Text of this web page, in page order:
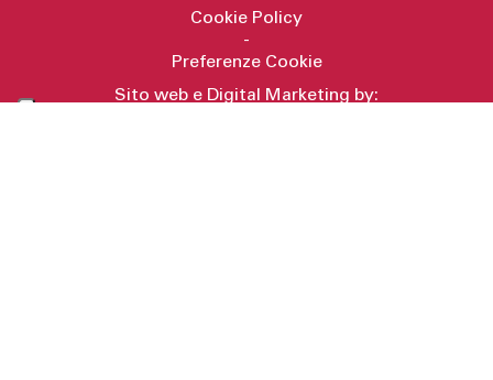
Cookie Policy
-
Preferenze Cookie
Sito web e Digital Marketing by: